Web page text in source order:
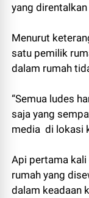
yang
Menurut
satu pemilik
dalam rumah
“Semua ludes
saja yang
media di lokasi
Api pertama
rumah yang
dalam keadaan